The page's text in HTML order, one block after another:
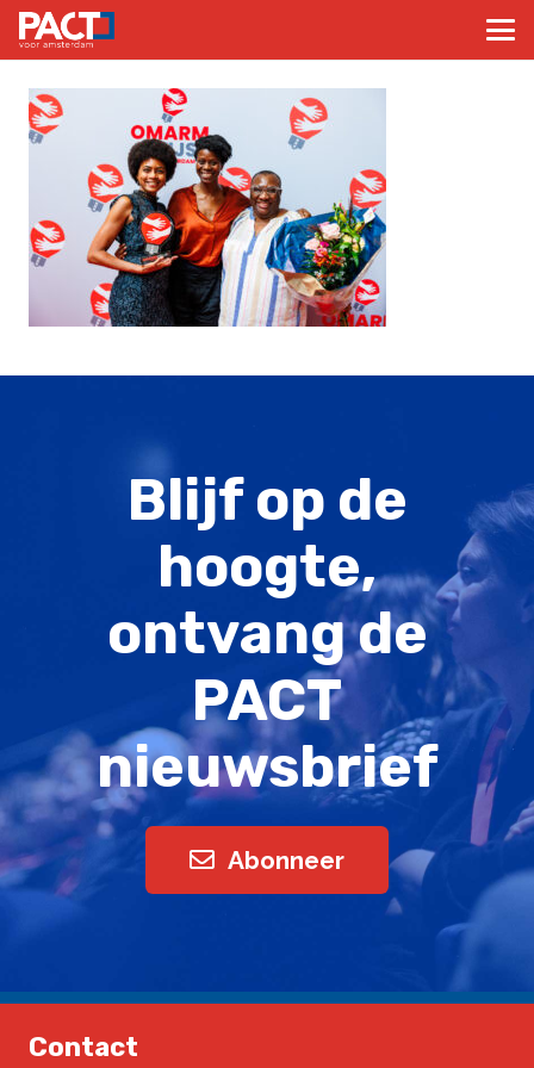
Blijf op de
hoogte,
ontvang de
PACT
nieuwsbrief
Abonneer
Contact